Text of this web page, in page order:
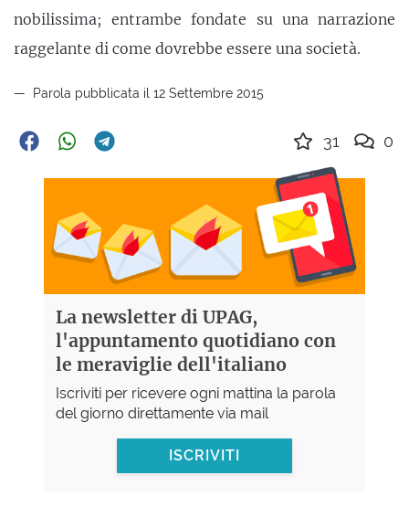
nobilissima; entrambe fondate su una narrazione
raggelante di come dovrebbe essere una società.
Parola pubblicata il 12 Settembre 2015
31 0
La newsletter di UPAG,
l'appuntamento quotidiano con
le meraviglie dell'italiano
Iscriviti per ricevere ogni mattina la parola
del giorno direttamente via mail
ISCRIVITI